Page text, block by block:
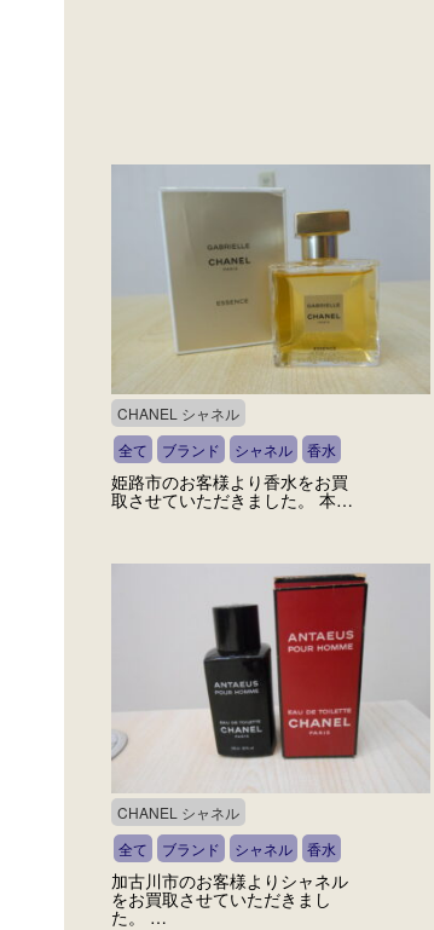
CHANEL シャネル
全て
ブランド シャネル 香水
姫路市のお客様より香水をお買
取させていただきました。 本…
CHANEL シャネル
全て
ブランド シャネル 香水
加古川市のお客様よりシャネル
をお買取させていただきまし
た。 …